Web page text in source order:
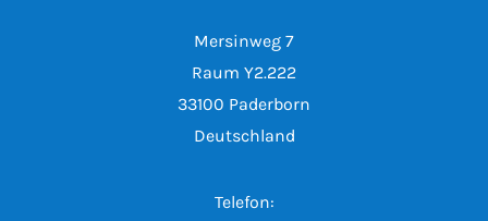
Mersinweg 7
Raum Y2.222
33100 Paderborn
Deutschland
Telefon: